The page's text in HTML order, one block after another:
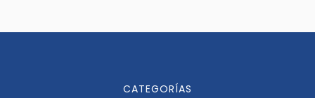
CATEGORÍAS